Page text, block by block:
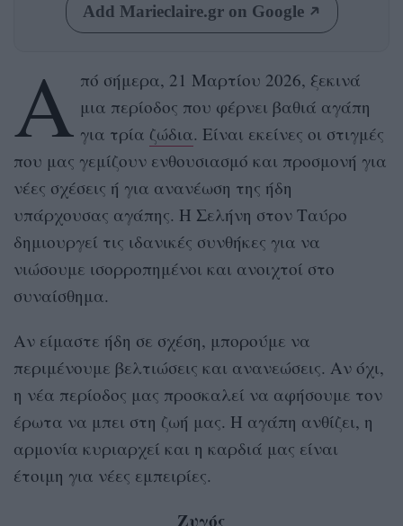
Add Marieclaire.gr on Google
Α πό σήμερα, 21 Μαρτίου 2026, ξεκινά
μια περίοδος που φέρνει βαθιά αγάπη
για τρία ζώδια. Είναι εκείνες οι στιγμές
που μας γεμίζουν ενθουσιασμό και προσμονή για
νέες σχέσεις ή για ανανέωση της ήδη
υπάρχουσας αγάπης. Η Σελήνη στον Ταύρο
δημιουργεί τις ιδανικές συνθήκες για να
νιώσουμε ισορροπημένοι και ανοιχτοί στο
συναίσθημα.
Αν είμαστε ήδη σε σχέση, μπορούμε να
περιμένουμε βελτιώσεις και ανανεώσεις. Αν όχι,
η νέα περίοδος μας προσκαλεί να αφήσουμε τον
έρωτα να μπει στη ζωή μας. Η αγάπη ανθίζει, η
αρμονία κυριαρχεί και η καρδιά μας είναι
έτοιμη για νέες εμπειρίες.
Ζυγός